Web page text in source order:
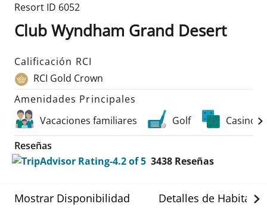
Resort ID 6052
Club Wyndham Grand Desert
Calificación RCI
RCI Gold Crown
Amenidades Principales
Vacaciones familiares
Golf
Casinos
Reseñas
3438 Reseñas
Mostrar Disponibilidad Detalles de